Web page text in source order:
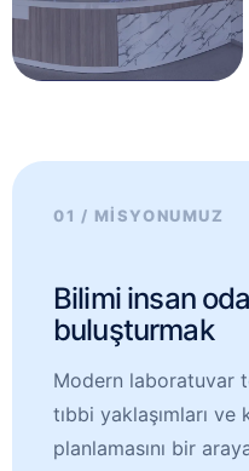
01 / MİSYONUMUZ
Bilimi insan
buluşturmak
Modern laboratuvar
tıbbi yaklaşımları
planlamasını bir